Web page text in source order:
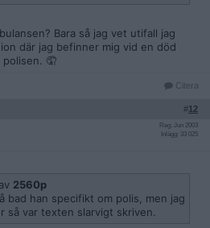
Bara så jag vet utifall jag
där jag befinner mig vid en död
polisen. 🤦
Citera
#12
Reg: Jun 2003
Inlägg: 33 025
2560p
bad han specifikt om polis, men jag
så var texten slarvigt skriven.